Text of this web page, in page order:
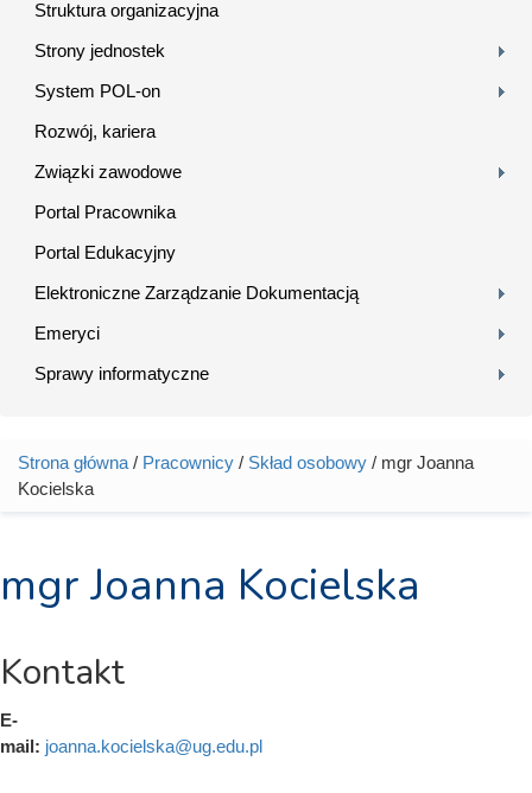
Struktura organizacyjna
Strony jednostek
System POL-on
Rozwój, kariera
Związki zawodowe
Portal Pracownika
Portal Edukacyjny
Elektroniczne Zarządzanie Dokumentacją
Emeryci
Sprawy informatyczne
Jesteś tutaj
Strona główna / Pracownicy / Skład osobowy / mgr Joanna
Kocielska
mgr Joanna Kocielska
Kontakt
E-
mail: joanna.kocielska@ug.edu.pl